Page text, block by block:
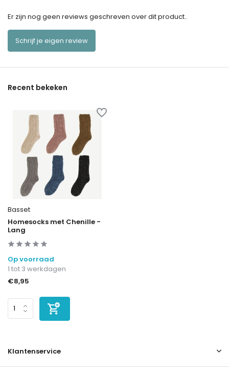
Er zijn nog geen reviews geschreven over dit product..
Schrijf je eigen review
Recent bekeken
Basset
Homesocks met Chenille -
Lang
Op voorraad
1 tot 3 werkdagen
€8,95
Klantenservice